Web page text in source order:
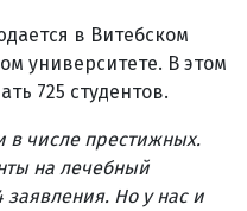
в Витебском
университете. В этом
725 студентов.
в числе престижных.
на лечебный
заявления. Но у нас и